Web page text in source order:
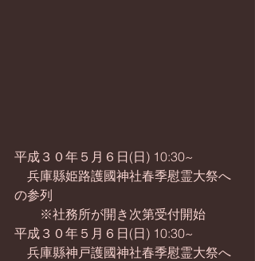
平成３０年５月６日(日) 10:30~
兵庫縣姫路護國神社春季慰霊大祭へ
の参列
※社務所が開き次第受付開始
平成３０年５月６日(日) 10:30~
兵庫縣神戸護國神社春季慰霊大祭へ